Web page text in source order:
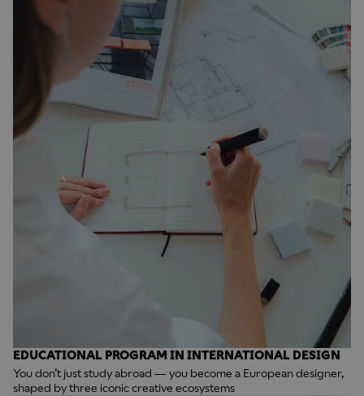
EDUCATIONAL PROGRAM IN INTERNATIONAL DESIGN
You don’t just study abroad — you become a European designer,
shaped by three iconic creative ecosystems